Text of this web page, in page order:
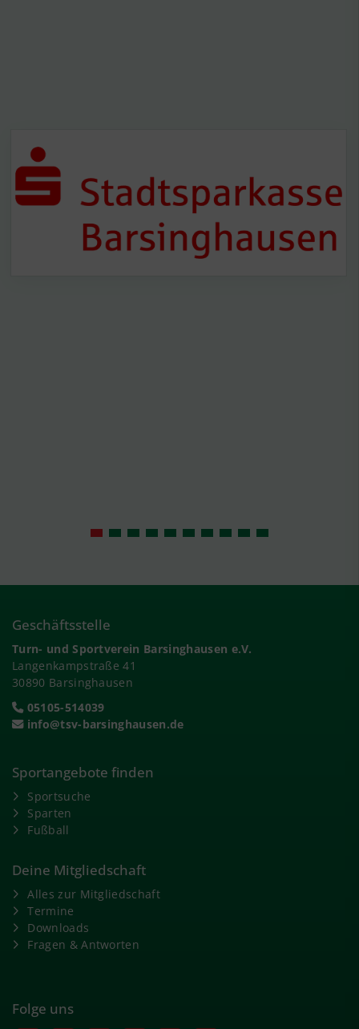
Geschäftsstelle
Turn- und Sportverein Barsinghausen e.V.
Langenkampstraße 41
30890 Barsinghausen
05105-514039
info@tsv-barsinghausen.de
Sportangebote finden
Sportsuche
Sparten
Fußball
Deine Mitgliedschaft
Alles zur Mitgliedschaft
Termine
Downloads
Fragen & Antworten
Folge uns